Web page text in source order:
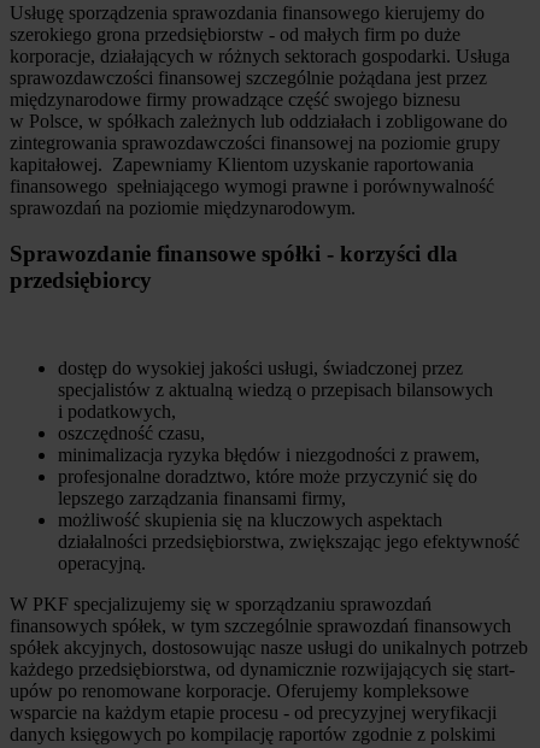
Usługę sporządzenia sprawozdania finansowego kierujemy do
szerokiego grona przedsiębiorstw - od małych firm po duże
korporacje, działających w różnych sektorach gospodarki. Usługa
sprawozdawczości finansowej szczególnie pożądana jest przez
międzynarodowe firmy prowadzące część swojego biznesu
w Polsce, w spółkach zależnych lub oddziałach i zobligowane do
zintegrowania sprawozdawczości finansowej na poziomie grupy
kapitałowej. Zapewniamy Klientom uzyskanie raportowania
finansowego spełniającego wymogi prawne i porównywalność
sprawozdań na poziomie międzynarodowym.
Sprawozdanie finansowe spółki - korzyści dla
przedsiębiorcy
dostęp do wysokiej jakości usługi, świadczonej przez
specjalistów z aktualną wiedzą o przepisach bilansowych
i podatkowych,
oszczędność czasu,
minimalizacja ryzyka błędów i niezgodności z prawem,
profesjonalne doradztwo, które może przyczynić się do
lepszego zarządzania finansami firmy,
możliwość skupienia się na kluczowych aspektach
działalności przedsiębiorstwa, zwiększając jego efektywność
operacyjną.
W PKF specjalizujemy się w sporządzaniu sprawozdań
finansowych spółek, w tym szczególnie sprawozdań finansowych
spółek akcyjnych, dostosowując nasze usługi do unikalnych potrzeb
każdego przedsiębiorstwa, od dynamicznie rozwijających się start-
upów po renomowane korporacje. Oferujemy kompleksowe
wsparcie na każdym etapie procesu - od precyzyjnej weryfikacji
danych księgowych po kompilację raportów zgodnie z polskimi